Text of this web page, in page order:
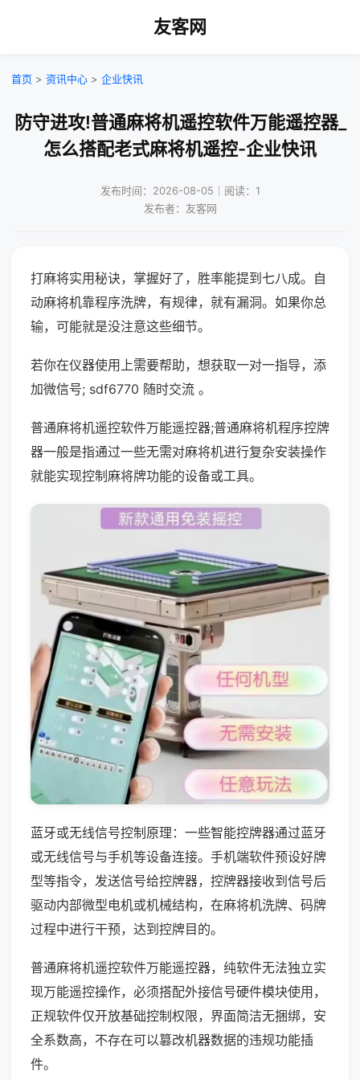
友客网
首页 > 资讯中心 > 企业快讯
防守进攻!普通麻将机遥控软件万能遥控器_
怎么搭配老式麻将机遥控-企业快讯
发布时间：2026-08-05｜阅读：1
发布者：友客网
打麻将实用秘诀，掌握好了，胜率能提到七八成。自
动麻将机靠程序洗牌，有规律，就有漏洞。如果你总
输，可能就是没注意这些细节。
若你在仪器使用上需要帮助，想获取一对一指导，添
加微信号; sdf6770 随时交流 。
普通麻将机遥控软件万能遥控器;普通麻将机程序控牌
器一般是指通过一些无需对麻将机进行复杂安装操作
就能实现控制麻将牌功能的设备或工具。
蓝牙或无线信号控制原理：一些智能控牌器通过蓝牙
或无线信号与手机等设备连接。手机端软件预设好牌
型等指令，发送信号给控牌器，控牌器接收到信号后
驱动内部微型电机或机械结构，在麻将机洗牌、码牌
过程中进行干预，达到控牌目的。
普通麻将机遥控软件万能遥控器，纯软件无法独立实
现万能遥控操作，必须搭配外接信号硬件模块使用，
正规软件仅开放基础控制权限，界面简洁无捆绑，安
全系数高，不存在可以篡改机器数据的违规功能插
件。